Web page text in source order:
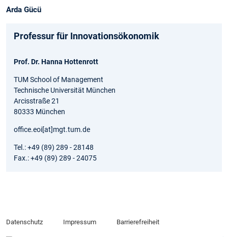
Arda Gücü
Professur für Innovationsökonomik
Prof. Dr. Hanna Hottenrott
TUM School of Management
Technische Universität München
Arcisstraße 21
80333 München
office.eoi[at]mgt.tum.de
Tel.: +49 (89) 289 - 28148
Fax.: +49 (89) 289 - 24075
Datenschutz Impressum Barrierefreiheit